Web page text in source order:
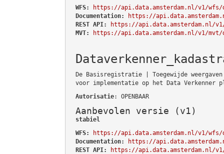
WFS:
https://api.data.amsterdam.nl/v1/wfs/
Documentation:
https://
REST API:
https://api.data.amsterdam.nl/v1/
MVT:
https://api.data.amsterdam.nl/v1/mvt/
De Basisregistratie | Toegewijde
voor implementatie op het Data Verkenner
Autorisatie: OPENBAAR
Aanbevolen versie (v1)
stabiel
WFS:
https://api.data.amsterdam.nl/v1/wfs/
Documentation:
https://
REST API:
https://api.data.amsterdam.nl/